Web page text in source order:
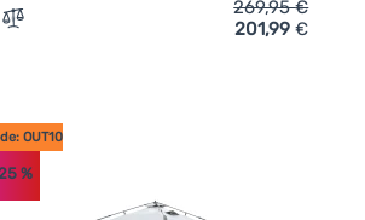
Zum Vergleich 'Vordach Outwell
269,95€
201,99€
OUT10
%